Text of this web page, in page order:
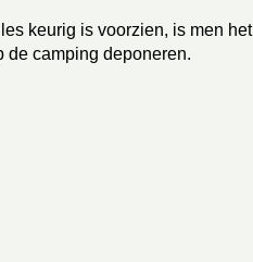
keurig is voorzien, is men het
de camping deponeren.